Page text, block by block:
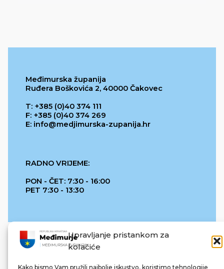
Upravljanje pristankom za
kolačiće
Kako bismo Vam pružili najbolje iskustvo, koristimo tehnologije
Međimurska županija
Ruđera Boškovića 2, 40000 Čakovec
T: +385 (0)40 374 111
F: +385 (0)40 374 269
E: info@medjimurska-zupanija.hr
RADNO VRIJEME:
PON - ČET: 7:30 - 16:00
PET 7:30 - 13:30